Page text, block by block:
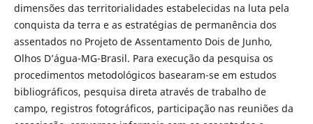
dimensões das territorialidades estabelecidas na luta pela
conquista da terra e as estratégias de permanência dos
assentados no Projeto de Assentamento Dois de Junho,
Olhos D’água-MG-Brasil. Para execução da pesquisa os
procedimentos metodológicos basearam-se em estudos
bibliográficos, pesquisa direta através de trabalho de
campo, registros fotográficos, participação nas reuniões da